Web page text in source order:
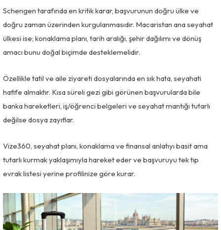
Schengen tarafında en kritik karar, başvurunun doğru ülke ve
doğru zaman üzerinden kurgulanmasıdır. Macaristan ana seyahat
ülkesi ise; konaklama planı, tarih aralığı, şehir dağılımı ve dönüş
amacı bunu doğal biçimde desteklemelidir.
Özellikle tatil ve aile ziyareti dosyalarında en sık hata, seyahati
hafife almaktır. Kısa süreli gezi gibi görünen başvurularda bile
banka hareketleri, iş/öğrenci belgeleri ve seyahat mantığı tutarlı
değilse dosya zayıflar.
Vize360, seyahat planı, konaklama ve finansal anlatıyı basit ama
tutarlı kurmak yaklaşımıyla hareket eder ve başvuruyu tek tip
evrak listesi yerine profilinize göre kurar.